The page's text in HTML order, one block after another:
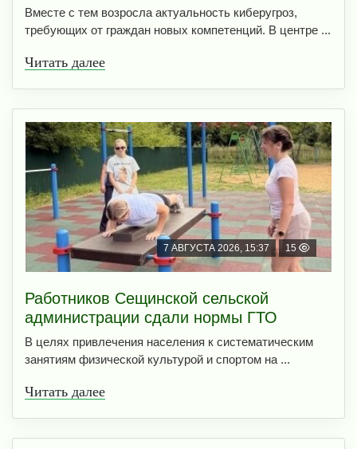
Вместе с тем возросла актуальность киберугроз,
требующих от граждан новых компетенций. В центре ...
Читать далее
7 АВГУСТА 2026, 15:37 15
Работников Сещинской сельской
администрации сдали нормы ГТО
В целях привлечения населения к систематическим
занятиям физической культурой и спортом на ...
Читать далее